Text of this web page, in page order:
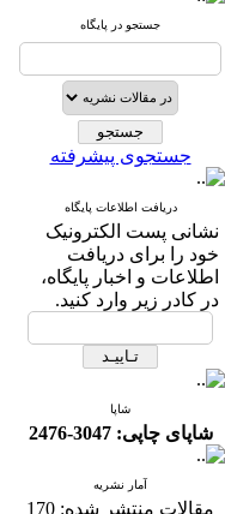
جستجو در پایگاه
جستجوی پیشرفته
دریافت اطلاعات پایگاه
نشانی پست الکترونیک
خود را برای دریافت
اطلاعات و اخبار پایگاه،
در کادر زیر وارد کنید.
شاپا
شاپای چاپی: 3047-2476
آمار نشریه
مقالات منتشر شده: 170